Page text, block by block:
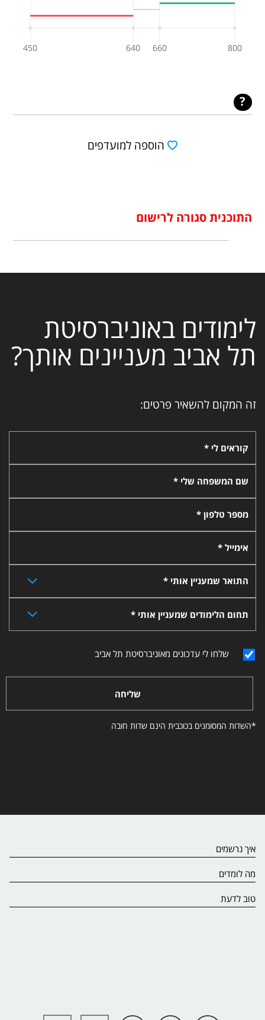
450 640 660 800
הוספה למועדפים
התוכנית סגורה לרישום
לימודים באוניברסיטת
תל אביב מעניינים אותך?
זה המקום להשאיר פרטים:
קוראים לי *
שם המשפחה שלי *
מספר טלפון *
אימייל *
התואר שמעניין אותי *
תחום הלימודים שמעניין אותי *
שלחו לי עדכונים מאוניברסיטת תל אביב
שליחה
*השדות המסומנים בכוכבית הינם שדות חובה
איך נרשמים
מה לומדים
טוב לדעת